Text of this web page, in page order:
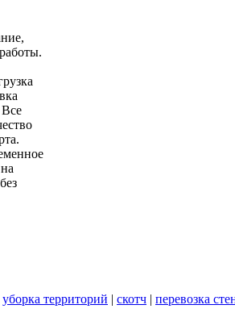
уборка территорий | скотч | перевозка